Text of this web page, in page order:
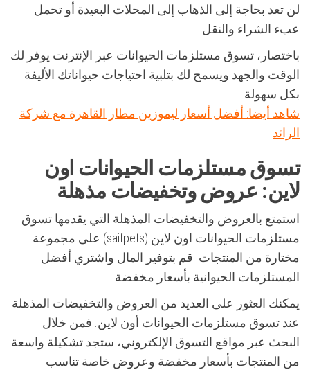
لن تعد بحاجة إلى الذهاب إلى المحلات البعيدة أو تحمل
عبء الشراء والنقل.
باختصار، تسوق مستلزمات الحيوانات عبر الإنترنت يوفر لك
الوقت والجهد ويسمح لك بتلبية احتياجات حيواناتك الأليفة
بكل سهولة.
شاهد أيضا: أفضل أسعار ليموزين مطار القاهرة مع شركة
الرائد
تسوق مستلزمات الحيوانات اون
لاين: عروض وتخفيضات مذهلة
استمتع بالعروض والتخفيضات المذهلة التي يقدمها تسوق
مستلزمات الحيوانات اون لاين (saifpets) على مجموعة
مختارة من المنتجات. قم بتوفير المال واشتري أفضل
المستلزمات الحيوانية بأسعار مخفضة.
يمكنك العثور على العديد من العروض والتخفيضات المذهلة
عند تسوق مستلزمات الحيوانات أون لاين. فمن خلال
البحث عبر مواقع التسوق الإلكتروني، ستجد تشكيلة واسعة
من المنتجات بأسعار مخفضة وعروض خاصة تناسب